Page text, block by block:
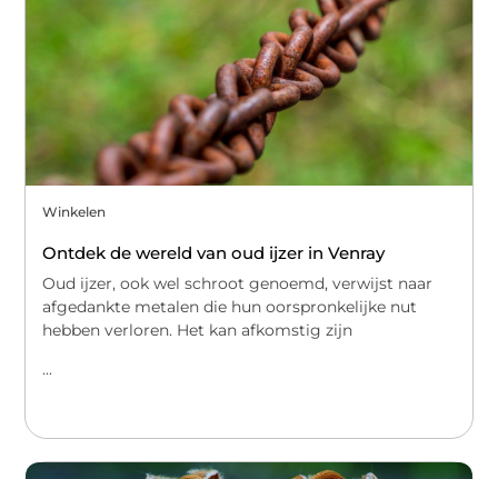
Winkelen
Ontdek de wereld van oud ijzer in Venray
Oud ijzer, ook wel schroot genoemd, verwijst naar
afgedankte metalen die hun oorspronkelijke nut
hebben verloren. Het kan afkomstig zijn
...